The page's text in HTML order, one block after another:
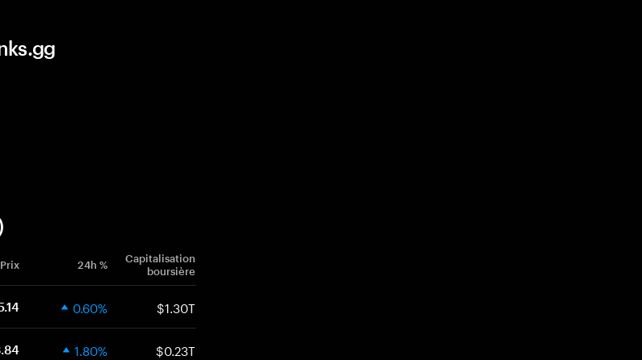
Prix 24h %
Capitalisation
boursière
0.60% $1.30T
1.80% $0.23T